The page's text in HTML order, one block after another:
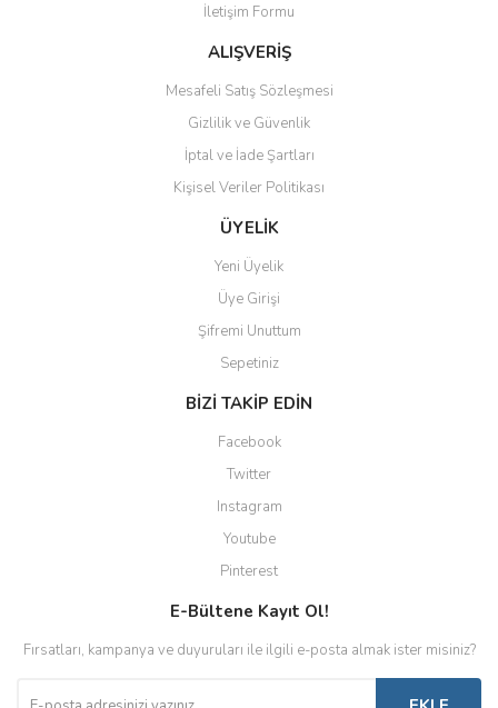
İletişim Formu
ALIŞVERİŞ
Mesafeli Satış Sözleşmesi
Gizlilik ve Güvenlik
İptal ve İade Şartları
Kişisel Veriler Politikası
ÜYELİK
Yeni Üyelik
Üye Girişi
Şifremi Unuttum
Sepetiniz
BİZİ TAKİP EDİN
Facebook
Twitter
Instagram
Youtube
Pinterest
E-Bültene Kayıt Ol!
Fırsatları, kampanya ve duyuruları ile ilgili e-posta almak ister misiniz?